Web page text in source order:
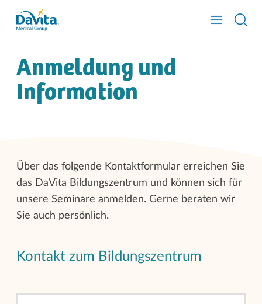
Anmeldung und
Information
Über das folgende Kontaktformular erreichen Sie
das DaVita Bildungszentrum und können sich für
unsere Seminare anmelden. Gerne beraten wir
Sie auch persönlich.
Kontakt zum Bildungszentrum